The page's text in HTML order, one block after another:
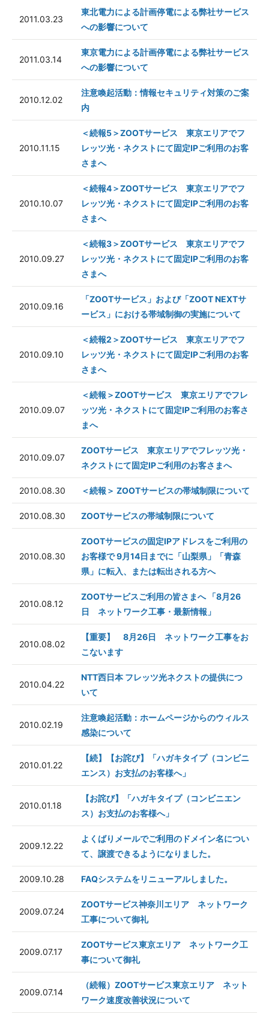
2011.03.23
東北電力による計画停電による弊社サービス
への影響について
2011.03.14
東京電力による計画停電による弊社サービス
への影響について
2010.12.02
注意喚起活動：情報セキュリティ対策のご案
内
2010.11.15
＜続報5＞ZOOTサービス 東京エリアでフ
レッツ光・ネクストにて固定IPご利用のお客
さまへ
2010.10.07
＜続報4＞ZOOTサービス 東京エリアでフ
レッツ光・ネクストにて固定IPご利用のお客
さまへ
2010.09.27
＜続報3＞ZOOTサービス 東京エリアでフ
レッツ光・ネクストにて固定IPご利用のお客
さまへ
2010.09.16
「ZOOTサービス」および「ZOOT NEXTサ
ービス」における帯域制御の実施について
2010.09.10
＜続報2＞ZOOTサービス 東京エリアでフ
レッツ光・ネクストにて固定IPご利用のお客
さまへ
2010.09.07
＜続報＞ZOOTサービス 東京エリアでフレ
ッツ光・ネクストにて固定IPご利用のお客さ
まへ
2010.09.07
ZOOTサービス 東京エリアでフレッツ光・
ネクストにて固定IPご利用のお客さまへ
2010.08.30 ＜続報＞ ZOOTサービスの帯域制限について
2010.08.30 ZOOTサービスの帯域制限について
2010.08.30
ZOOTサービスの固定IPアドレスをご利用の
お客様で 9月14日までに「山梨県」「青森
県」に転入、または転出される方へ
2010.08.12
ZOOTサービスご利用の皆さまへ 「8月26
日 ネットワーク工事・最新情報」
2010.08.02
【重要】 8月26日 ネットワーク工事をお
こないます
2010.04.22
NTT西日本 フレッツ光ネクストの提供につ
いて
2010.02.19
注意喚起活動：ホームページからのウィルス
感染について
2010.01.22
【続】【お詫び】「ハガキタイプ（コンビニ
エンス）お支払のお客様へ」
2010.01.18
【お詫び】「ハガキタイプ（コンビニエン
ス）お支払のお客様へ」
2009.12.22
よくばりメールでご利用のドメイン名につい
て、譲渡できるようになりました。
2009.10.28 FAQシステムをリニューアルしました。
2009.07.24
ZOOTサービス神奈川エリア ネットワーク
工事について御礼
2009.07.17
ZOOTサービス東京エリア ネットワーク工
事について御礼
2009.07.14
（続報）ZOOTサービス東京エリア ネット
ワーク速度改善状況について